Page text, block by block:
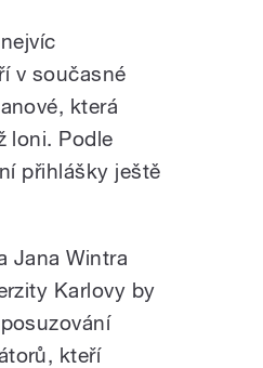
v současné
která
loni. Podle
přihlášky ještě
Jana Wintra
Karlovy by
kteří